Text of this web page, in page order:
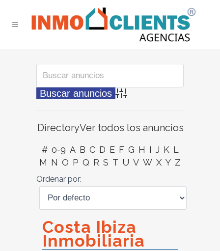
Búsqueda avanzada
DirectoryVer todos los anuncios
# 0-9 A B C D E F G H I J K L
M N O P Q R S T U V W X Y Z
Ordenar por:
Costa Ibiza
Inmobiliaria